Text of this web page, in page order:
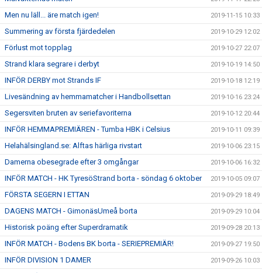
Men nu läll... äre match igen! 2019-11-15 10:33
Summering av första fjärdedelen 2019-10-29 12:02
Förlust mot topplag 2019-10-27 22:07
Strand klara segrare i derbyt 2019-10-19 14:50
INFÖR DERBY mot Strands IF 2019-10-18 12:19
Livesändning av hemmamatcher i Handbollsettan 2019-10-16 23:24
Segersviten bruten av seriefavoriterna 2019-10-12 20:44
INFÖR HEMMAPREMIÄREN - Tumba HBK i Celsius 2019-10-11 09:39
Helahälsingland.se: Alftas härliga rivstart 2019-10-06 23:15
Damerna obesegrade efter 3 omgångar 2019-10-06 16:32
INFÖR MATCH - HK TyresöStrand borta - söndag 6 oktober 2019-10-05 09:07
FÖRSTA SEGERN I ETTAN 2019-09-29 18:49
DAGENS MATCH - GimonäsUmeå borta 2019-09-29 10:04
Historisk poäng efter Superdramatik 2019-09-28 20:13
INFÖR MATCH - Bodens BK borta - SERIEPREMIÄR! 2019-09-27 19:50
INFÖR DIVISION 1 DAMER 2019-09-26 10:03